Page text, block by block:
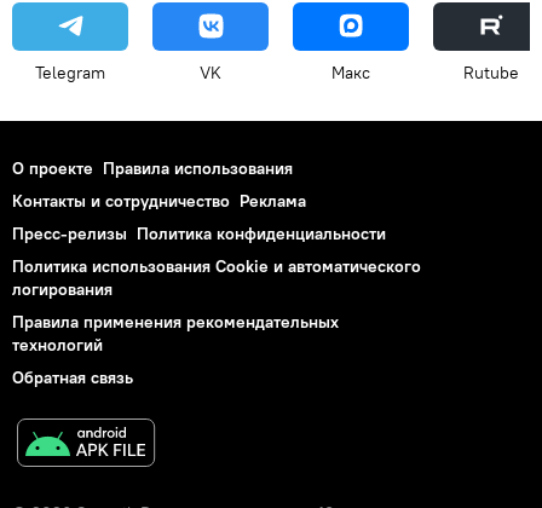
Telegram VK Макс Rutube
О проекте Правила использования
Контакты и сотрудничество Реклама
Пресс-релизы Политика конфиденциальности
Политика использования Cookie и автоматического
логирования
Правила применения рекомендательных
технологий
Обратная связь